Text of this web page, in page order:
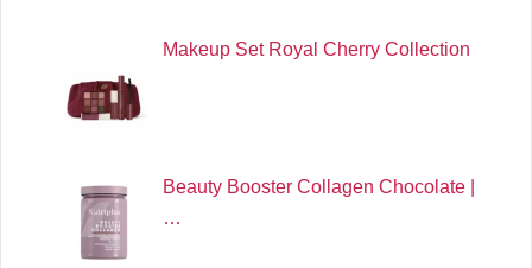
Makeup Set Royal Cherry Collection
Beauty Booster Collagen Chocolate |
…